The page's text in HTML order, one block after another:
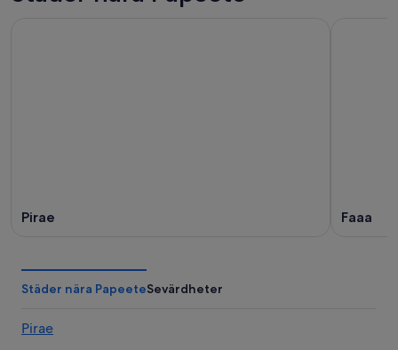
Pirae Faaa
Städer nära PapeeteSevärdheter
Pirae